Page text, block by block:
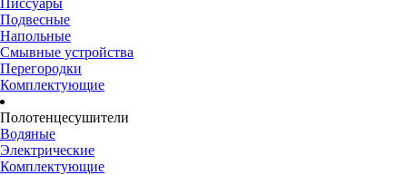
Писсуары
Подвесные
Напольные
Смывные устройства
Перегородки
Комплектующие
Полотенцесушители
Водяные
Электрические
Комплектующие